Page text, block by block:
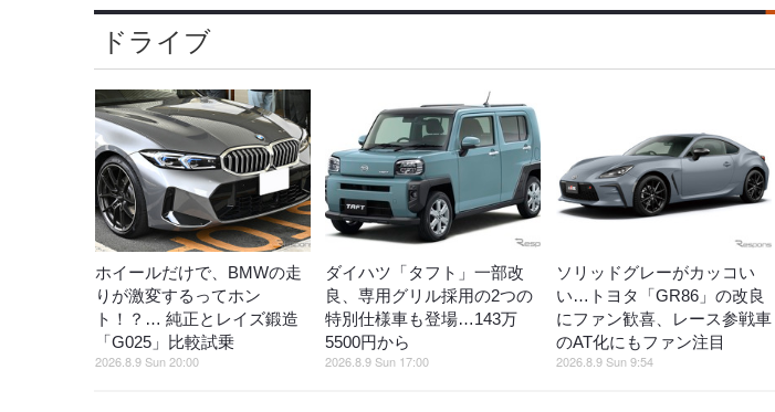
ドライブ
ホイールだけで、BMWの走
りが激変するってホン
ト！？… 純正とレイズ鍛造
「G025」比較試乗
2026.8.9 Sun 20:00
ダイハツ「タフト」一部改
良、専用グリル採用の2つの
特別仕様車も登場…143万
5500円から
2026.8.9 Sun 17:00
ソリッドグレーがカッコい
い…トヨタ「GR86」の改良
にファン歓喜、レース参戦車
のAT化にもファン注目
2026.8.9 Sun 9:54